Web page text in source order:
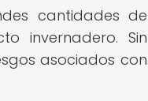
cantidades de
invernadero. Sin
asociados con